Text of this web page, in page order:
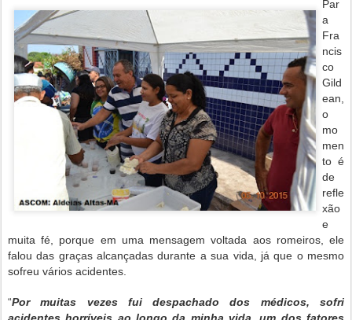
Par
a
Fra
ncis
co
Gild
ean,
o
mo
men
to é
de
refle
xão
e
muita fé, porque em uma mensagem voltada aos romeiros, ele
falou das graças alcançadas durante a sua vida, já que o mesmo
sofreu vários acidentes.
“Por muitas vezes fui despachado dos médicos, sofri